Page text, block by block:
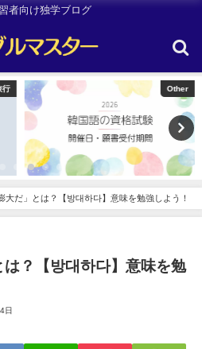
者向け独学ブログ
Uncategorized
大だ」とは？【방대하다】意味を勉強しよう！
？【방대하다】意味を勉
日